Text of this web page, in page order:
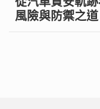
風險與防禦之